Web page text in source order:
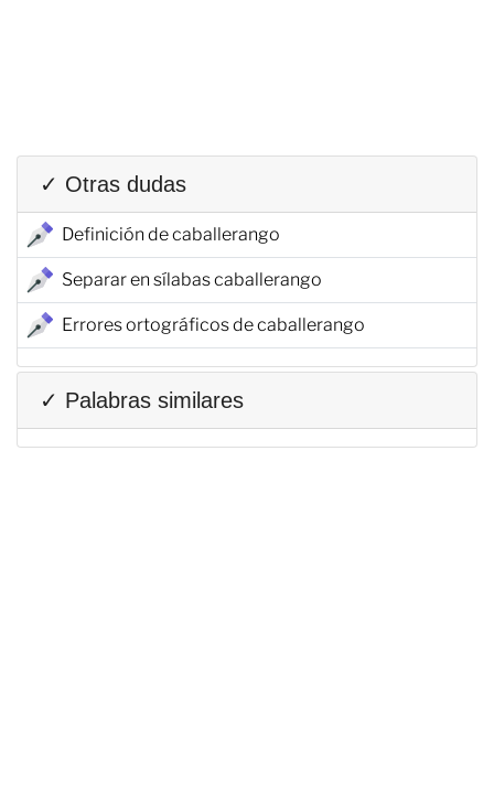
✓ Otras dudas
Definición de caballerango
Separar en sílabas caballerango
Errores ortográficos de caballerango
✓ Palabras similares